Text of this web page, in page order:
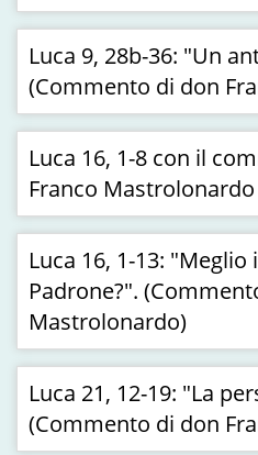
Luca 9, 28b-36: "Un
(Commento di don
Luca 16, 1-8 con il
Franco Mastrolonardo
Luca 16, 1-13: "Meglio
Padrone?".
Mastrolonardo)
Luca 21, 12-19: "La
(Commento di don